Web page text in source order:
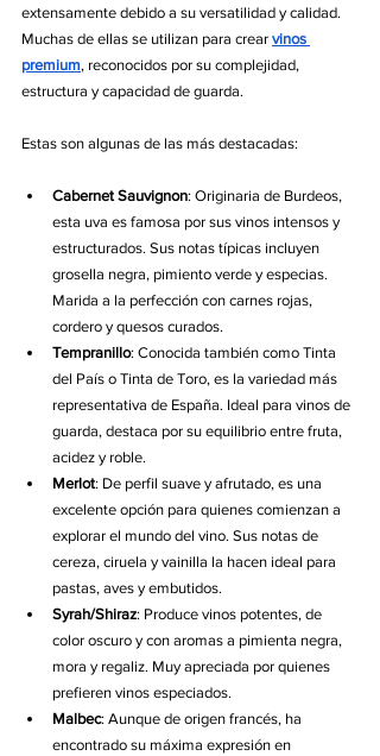
extensamente debido a su versatilidad y calidad.
Muchas de ellas se utilizan para crear vinos
premium, reconocidos por su complejidad,
estructura y capacidad de guarda.
Estas son algunas de las más destacadas:
Cabernet Sauvignon: Originaria de Burdeos,
esta uva es famosa por sus vinos intensos y
estructurados. Sus notas típicas incluyen
grosella negra, pimiento verde y especias.
Marida a la perfección con carnes rojas,
cordero y quesos curados.
Tempranillo: Conocida también como Tinta
del País o Tinta de Toro, es la variedad más
representativa de España. Ideal para vinos de
guarda, destaca por su equilibrio entre fruta,
acidez y roble.
Merlot: De perfil suave y afrutado, es una
excelente opción para quienes comienzan a
explorar el mundo del vino. Sus notas de
cereza, ciruela y vainilla la hacen ideal para
pastas, aves y embutidos.
Syrah/Shiraz: Produce vinos potentes, de
color oscuro y con aromas a pimienta negra,
mora y regaliz. Muy apreciada por quienes
prefieren vinos especiados.
Malbec: Aunque de origen francés, ha
encontrado su máxima expresión en